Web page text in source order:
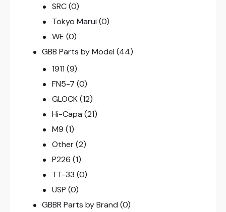
SRC (0)
Tokyo Marui (0)
WE (0)
GBB Parts by Model (44)
1911 (9)
FN5-7 (0)
GLOCK (12)
Hi-Capa (21)
M9 (1)
Other (2)
P226 (1)
TT-33 (0)
USP (0)
GBBR Parts by Brand (0)